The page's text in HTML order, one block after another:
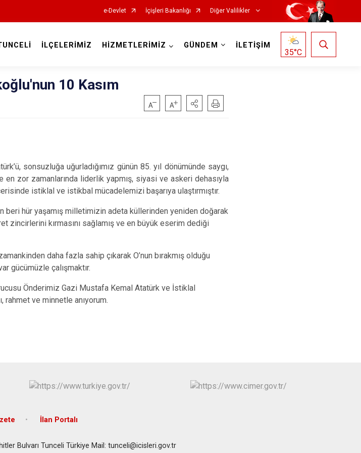
e-Devlet İçişleri Bakanlığı Diğer Valilikler
İLÇELERİMİZ HİZMETLERİMİZ GÜNDEM İLETİŞİM
35°C
10 Kasım
sonsuzluğa uğurladığımız günün 85. yıl dönümünde saygı,
zor zamanlarında liderlik yapmış, siyasi ve askeri dehasıyla
istiklal ve istikbal mücadelemizi başarıya ulaştırmıştır.
beri hür yaşamış milletimizin adeta küllerinden yeniden doğarak
zincirlerini kırmasını sağlamış ve en büyük eserim dediği
daha fazla sahip çıkarak O’nun bırakmış olduğu
gücümüzle çalışmaktır.
Önderimiz Gazi Mustafa Kemal Atatürk ve İstiklal
rahmet ve minnetle anıyorum.
İlan Portalı
Bulvarı Tunceli Türkiye Mail: tunceli@icisleri.gov.tr